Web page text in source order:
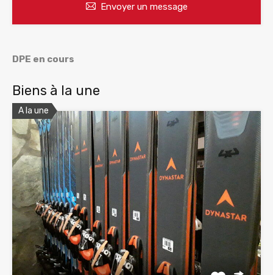
Envoyer un message
DPE en cours
Biens à la une
A la une